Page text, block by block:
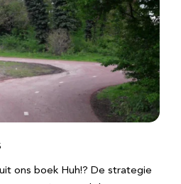
ons boek Huh!? De strategie